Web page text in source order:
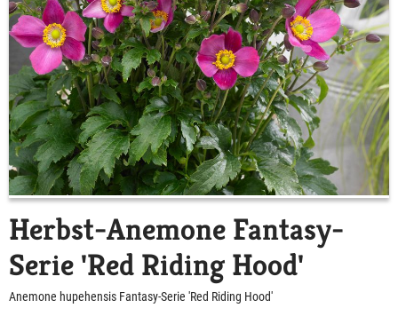
Herbst-Anemone Fantasy-
Serie 'Red Riding Hood'
Anemone hupehensis Fantasy-Serie 'Red Riding Hood'